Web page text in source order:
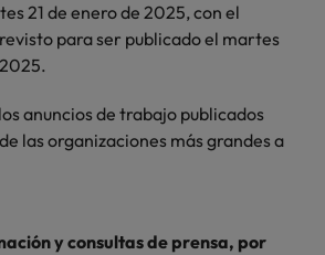
21 de enero de 2025, con el
para ser publicado el martes
anuncios de trabajo publicados
las organizaciones más grandes a
y consultas de prensa, por